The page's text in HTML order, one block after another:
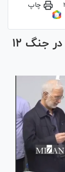
چاپ
وزیر کشور از مجروحان پلیس در جنگ ۱۲